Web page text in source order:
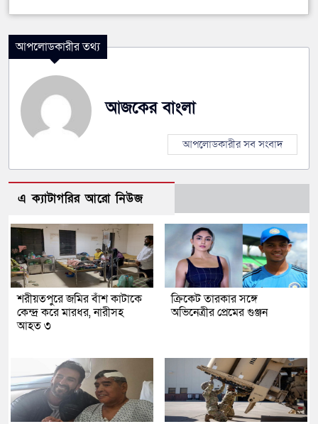
আপলোডকারীর তথ্য
আজকের বাংলা
আপলোডকারীর সব সংবাদ
এ ক্যাটাগরির আরো নিউজ
শরীয়তপুরে জমির বাঁশ কাটাকে
কেন্দ্র করে মারধর, নারীসহ
আহত ৩
ক্রিকেট তারকার সঙ্গে
অভিনেত্রীর প্রেমের গুঞ্জন